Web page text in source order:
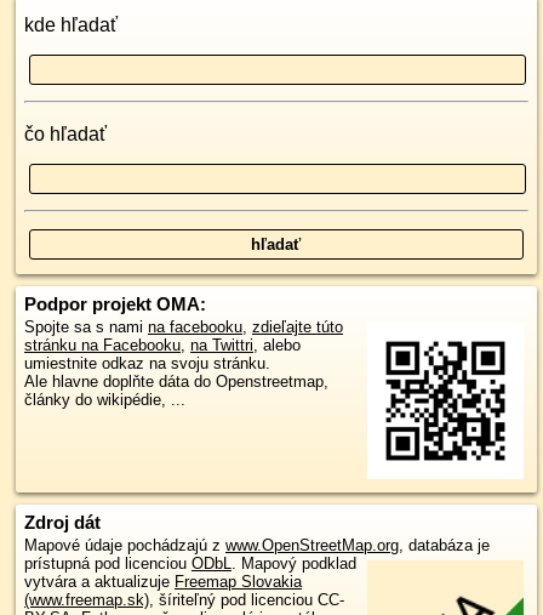
kde hľadať
čo hľadať
Podpor projekt OMA:
Spojte sa s nami na facebooku, zdieľajte túto
stránku na Facebooku, na Twittri, alebo
umiestnite odkaz na svoju stránku.
Ale hlavne doplňte dáta do Openstreetmap,
články do wikipédie, ...
Zdroj dát
Mapové údaje pochádzajú z www.OpenStreetMap.org, databáza je
prístupná pod licenciou ODbL. Mapový podklad
vytvára a aktualizuje Freemap Slovakia
(www.freemap.sk), šíriteľný pod licenciou CC-